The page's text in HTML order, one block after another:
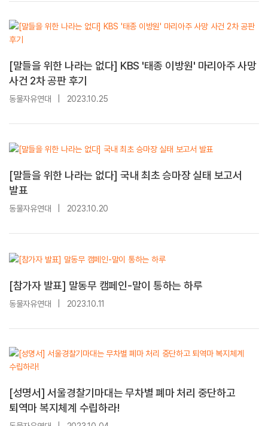
[말들을 위한 나라는 없다] KBS '태종 이방원' 마리아주 사망
사건 2차 공판 후기
동물자유연대 2023.10.25
[말들을 위한 나라는 없다] 국내 최초 승마장 실태 보고서
발표
동물자유연대 2023.10.20
[참가자 발표] 말동무 캠페인-말이 통하는 하루
동물자유연대 2023.10.11
[성명서] 서울경찰기마대는 무차별 폐마 처리 중단하고
퇴역마 복지체계 수립하라!